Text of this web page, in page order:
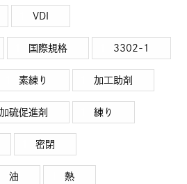
VDI
国際規格 3302-1
素練り 加工助剤
加硫促進剤 練り
密閉
油 熱